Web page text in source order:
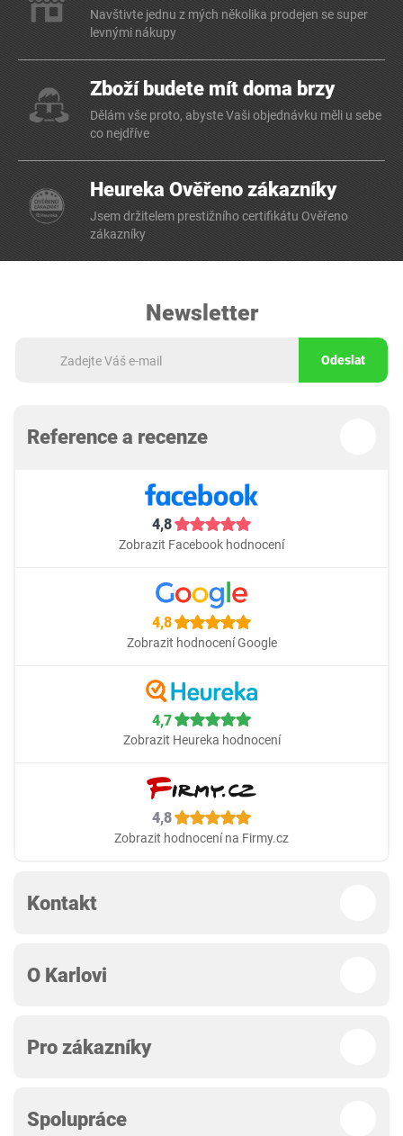
Navštivte jednu z mých několika prodejen se super
levnými nákupy
Zboží budete mít doma brzy
Dělám vše proto, abyste Vaši objednávku měli u sebe
co nejdříve
Heureka Ověřeno zákazníky
Jsem držitelem prestižního certifikátu Ověřeno
zákazníky
Newsletter
Odeslat
Reference a recenze
4,8
Zobrazit Facebook hodnocení
4,8
Zobrazit hodnocení Google
4,7
Zobrazit Heureka hodnocení
4,8
Zobrazit hodnocení na Firmy.cz
Kontakt
O Karlovi
Pro zákazníky
Spolupráce